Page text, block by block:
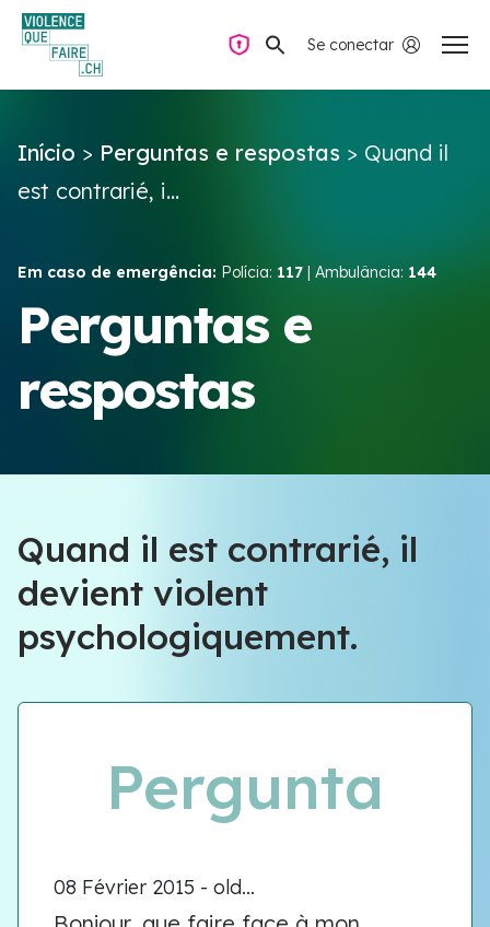
Se conectar
Perguntas e respostas
Violência no casal
Recursos e campanhas
Équipe VIOLENCE QUE FAIRE
Meet our team
Navegação privada
Início > Perguntas e respostas > Quand il
est contrarié, i...
Em caso de emergência: Polícia: 117 | Ambulância: 144
Perguntas e
respostas
Quand il est contrarié, il
devient violent
psychologiquement.
Pergunta
08 Février 2015 - old...